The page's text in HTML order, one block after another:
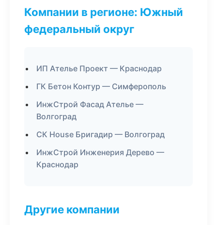
Компании в регионе: Южный
федеральный округ
ИП Ателье Проект — Краснодар
ГК Бетон Контур — Симферополь
ИнжСтрой Фасад Ателье —
Волгоград
СК House Бригадир — Волгоград
ИнжСтрой Инженерия Дерево —
Краснодар
Другие компании